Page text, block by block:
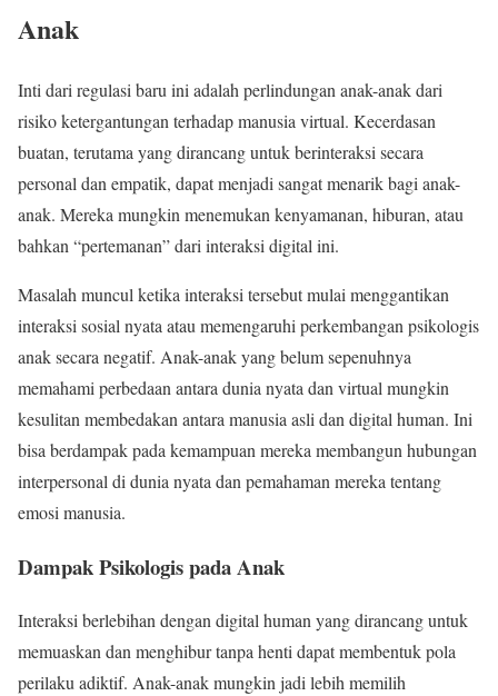
Anak
Inti dari regulasi baru ini adalah perlindungan anak-anak dari
risiko ketergantungan terhadap manusia virtual. Kecerdasan
buatan, terutama yang dirancang untuk berinteraksi secara
personal dan empatik, dapat menjadi sangat menarik bagi anak-
anak. Mereka mungkin menemukan kenyamanan, hiburan, atau
bahkan “pertemanan” dari interaksi digital ini.
Masalah muncul ketika interaksi tersebut mulai menggantikan
interaksi sosial nyata atau memengaruhi perkembangan psikologis
anak secara negatif. Anak-anak yang belum sepenuhnya
memahami perbedaan antara dunia nyata dan virtual mungkin
kesulitan membedakan antara manusia asli dan digital human. Ini
bisa berdampak pada kemampuan mereka membangun hubungan
interpersonal di dunia nyata dan pemahaman mereka tentang
emosi manusia.
Dampak Psikologis pada Anak
Interaksi berlebihan dengan digital human yang dirancang untuk
memuaskan dan menghibur tanpa henti dapat membentuk pola
perilaku adiktif. Anak-anak mungkin jadi lebih memilih